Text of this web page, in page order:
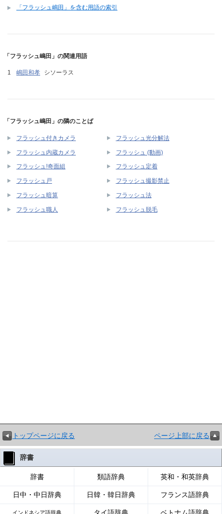
「フラッシュ嶋田」を含む用語の索引
「フラッシュ嶋田」の関連用語
嶋田和孝 シソーラス
「フラッシュ嶋田」の隣のことば
フラッシュ付きカメラ フラッシュ光分解法
フラッシュ内蔵カメラ フラッシュ (動画)
フラッシュ!奇面組 フラッシュ定着
フラッシュ戸 フラッシュ撮影禁止
フラッシュ暗算 フラッシュ法
フラッシュ職人 フラッシュ脱毛
トップページに戻る ページ上部に戻る
辞書
辞書 類語辞典 英和・和英辞典
日中・中日辞典 日韓・韓日辞典 フランス語辞典
インドネシア語辞典